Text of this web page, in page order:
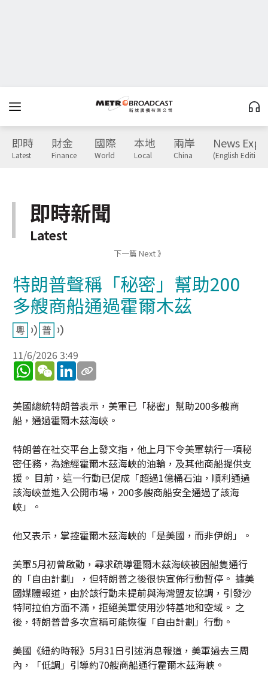
即時
Latest
財金
Finance
國際
World
本地
Local
兩岸
China
News
(English Edition)
即時新聞
Latest
下一篇 Next 》
特朗普聲稱「秘密」幫助200
多艘商船通過霍爾木茲
11/6/2026 3:49
WhatsApp
WeChatLinkedIn
美國總統特朗普表示，美軍已「秘密」幫助200多艘商
船，通過霍爾木茲海峽。
特朗普在社交平台上發文指，他上月下令美軍執行一項秘
密任務，為途經霍爾木茲海峽的油輪，及其他商船提供支
援。 目前，這一行動已促成「超過1億桶石油，順利通過
該海峽並進入公開市場，200多艘商船安全通過了該海
峽」。
他又表示，掌控霍爾木茲海峽的「是美國，而非伊朗」。
美軍5月初曾啟動，尋求疏導霍爾木茲海峽被困船隻通行
的「自由計劃」，但特朗普之後很快宣佈行動暫停。 據美
國媒體報道，由於該行動未提前與海灣盟友協調，引發沙
特阿拉伯方面不滿，拒絕美軍使用沙特基地和空域。 之
後，特朗普曾多次宣稱可能恢復「自由計劃」行動。
美國《紐約時報》5月31日引述消息報道，美軍過去三周
內，「低調」引導約70艘商船通行霍爾木茲海峽。